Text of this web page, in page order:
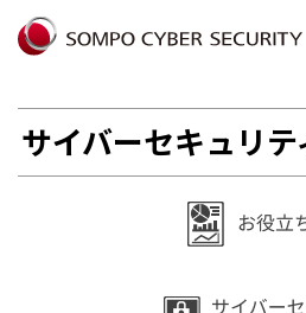
サイバーセキュリ